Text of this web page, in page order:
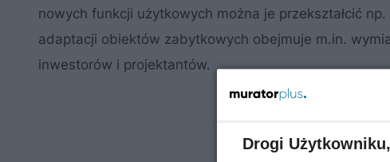
nowych funkcji użytkowych można je przekształcić
adaptacji obiektów zabytkowych obejmuje m.in.
inwestorów i projektantów.
Drogi Użytkowniku,